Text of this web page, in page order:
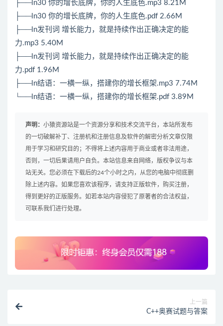
├──ln30 你的增长底牌，你的人生底色.mp3 8.21M
├──ln30 你的增长底牌，你的人生底色.pdf 2.66M
├──ln发刊词 增长能力，就是持续作出正确决定的能
力.mp3 5.40M
├──ln发刊词 增长能力，就是持续作出正确决定的能
力.pdf 1.96M
├──ln结语：一横一纵，搭建你的增长框架.mp3 7.74M
└──ln结语：一横一纵，搭建你的增长框架.pdf 3.89M
声明： 小猿资源站是一个资源分享和技术交流平台，本站所发布
的一切破解补丁、注册机和注册信息及软件的解密分析文章仅限
用于学习和研究目的；不得将上述内容用于商业或者非法用途，
否则，一切后果请用户自负。本站信息来自网络，版权争议与本
站无关。您必须在下载后的24个小时之内，从您的电脑中彻底删
除上述内容。如果您喜欢该程序，请支持正版软件，购买注册，
得到更好的正版服务。如若本站内容侵犯了原著者的合法权益，
可联系我们进行处理。
上一篇
C++奥赛试题与答案